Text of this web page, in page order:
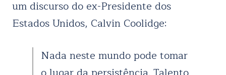
um discurso do ex-Presidente dos
Estados Unidos, Calvin Coolidge:
Nada neste mundo pode tomar